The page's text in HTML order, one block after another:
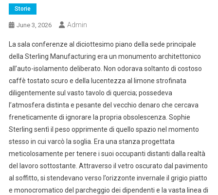
Storie
June 3, 2026 Admin
La sala conferenze al diciottesimo piano della sede principale
della Sterling Manufacturing era un monumento architettonico
all’auto-isolamento deliberato. Non odorava soltanto di costoso
caffè tostato scuro e della lucentezza al limone strofinata
diligentemente sul vasto tavolo di quercia; possedeva
l’atmosfera distinta e pesante del vecchio denaro che cercava
freneticamente di ignorare la propria obsolescenza. Sophie
Sterling sentì il peso opprimente di quello spazio nel momento
stesso in cui varcò la soglia. Era una stanza progettata
meticolosamente per tenere i suoi occupanti distanti dalla realtà
del lavoro sottostante. Attraverso il vetro oscurato dal pavimento
al soffitto, si stendevano verso l’orizzonte invernale il grigio piatto
e monocromatico del parcheggio dei dipendenti e la vasta linea di